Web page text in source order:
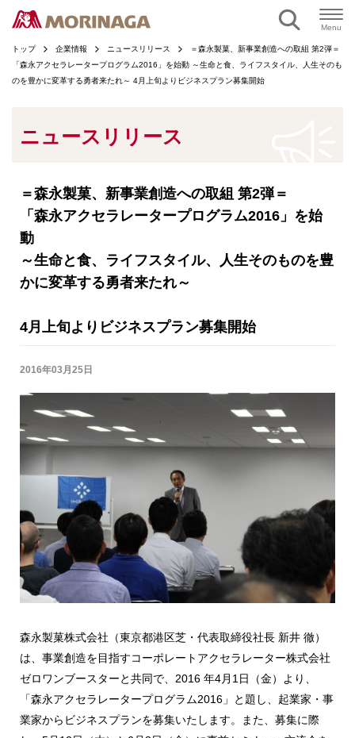
Menu
トップ 企業情報 ニュースリリース
＝森永製菓、新事業創造への取組 第2弾＝
「森永アクセラレータープログラム2016」を始動 ～生命と食、ライフスタイル、人生そのも
のを豊かに変革する勇者来たれ～ 4月上旬よりビジネスプラン募集開始
ニュースリリース
＝森永製菓、新事業創造への取組 第2弾＝
「森永アクセラレータープログラム2016」を始
動
～生命と食、ライフスタイル、人生そのものを豊
かに変革する勇者来たれ～
4月上旬よりビジネスプラン募集開始
2016年03月25日
森永製菓株式会社（東京都港区芝・代表取締役社長 新井 徹）
は、事業創造を目指すコーポレートアクセラレーター株式会社
ゼロワンブースターと共同で、2016 年4月1日（金）より、
「森永アクセラレータープログラム2016」と題し、起業家・事
業家からビジネスプランを募集いたします。また、募集に際